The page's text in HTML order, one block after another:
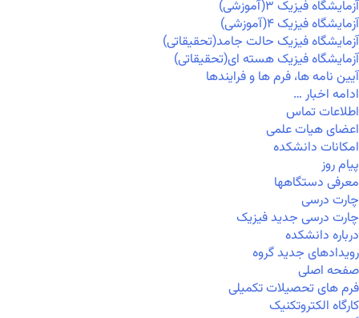
آزمایشگاه فیزیک ۳(آموزشی)
آزمایشگاه فیزیک ۴(آموزشی)
آزمایشگاه فیزیک حالت جامد(تحقیقاتی)
آزمایشگاه فیزیک هسته ای(تحقیقاتی)
آیین نامه ها، فرم ها و فرایندها
ادامه اخبار …
اطلاعات تماس
اعضای هیات علمی
امکانات دانشکده
پیام روز
معرفی دستگاهها
چارت درسی
چارت درسی جدید فیزیک
درباره دانشکده
رویدادهای جدید گروه
صفحه اصلی
فرم های تحصیلات تکمیلی
کارگاه الکتروتکنیک